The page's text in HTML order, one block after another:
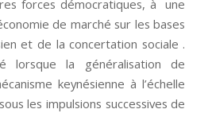
forces démocratiques, à une
de marché sur les bases
et de la concertation sociale .
lorsque la généralisation de
keynésienne à l’échelle
les impulsions successives de